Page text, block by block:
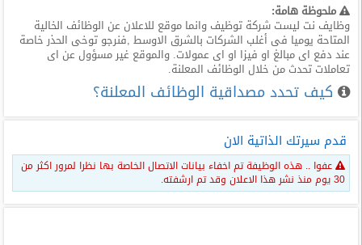
ملحوظة هامة:
وظايف نت ليست شركة توظيف وانما موقع للاعلان عن الوظائف الخالية
المتاحة يوميا فى أغلب الشركات بالشرق الاوسط ,فنرجو توخى الحذر خاصة
عند دفع اى مبالغ او فيزا او اى عمولات. والموقع غير مسؤول عن اى
تعاملات تحدث من خلال الوظائف المعلنة.
كيف تحدد مصداقية الوظائف المعلنة؟
قدم سيرتك الذاتية الان
عفوا .. هذه الوظيفة تم اخفاء بيانات الاتصال الخاصة بها نظرا لمرور اكثر من
30 يوم منذ نشر هذا الاعلان وقد تم ارشفته.